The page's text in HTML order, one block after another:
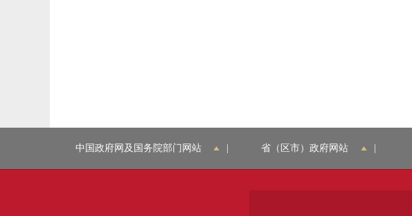
中国政府网及国务院部门网站 省（区市）政府网站